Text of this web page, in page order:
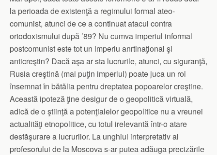
la perioada de existenţă a regimului formal ateo-
comunist, atunci de ce a continuat atacul contra
ortodoxismului după ’89? Nu cumva imperiul informal
postcomunist este tot un imperiu anrtinaţional şi
anticreştin? Dacă aşa ar sta lucrurile, atunci, cu siguranţă,
Rusia creştină (mai puţin imperiul) poate juca un rol
însemnat în bătălia pentru dreptatea popoarelor creştine.
Această ipoteză ţine desigur de o geopolitică virtuală,
adică de o ştiinţă a potenţialelor geopolitice nu a vreunei
actualităţi etnopolitice, cu totul irelevantă într-o atare
desfăşurare a lucrurilor. La unghiul interpretativ al
profesorului de la Moscova s-ar putea adăuga precizările